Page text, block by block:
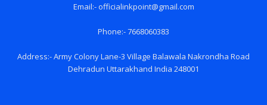
Email:- officialinkpoint@gmail.com
Phone:- 7668060383
Address:- Army Colony Lane-3 Village Balawala Nakrondha Road
Dehradun Uttarakhand India 248001